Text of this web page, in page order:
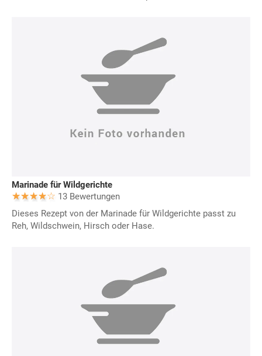
Marinade für Wildgerichte
13 Bewertungen
Dieses Rezept von der Marinade für Wildgerichte passt zu
Reh, Wildschwein, Hirsch oder Hase.